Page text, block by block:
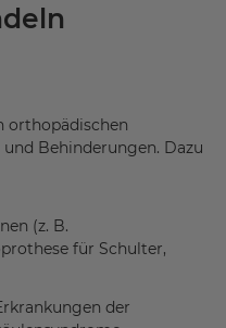
orthopädischen
Behinderungen. Dazu
(z. B.
für Schulter,
der